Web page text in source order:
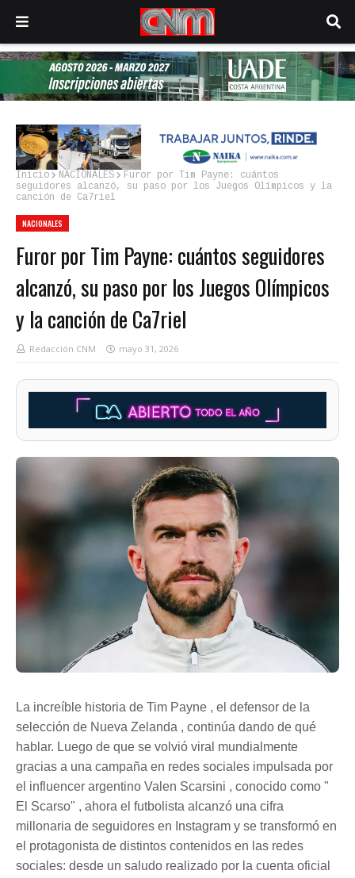
Inicio NACIONALES
Furor por Tim Payne: cuántos
seguidores alcanzó, su paso por los Juegos Olímpicos y la
canción de Ca7riel
NACIONALES
Furor por Tim Payne: cuántos seguidores
alcanzó, su paso por los Juegos Olímpicos
y la canción de Ca7riel
Redacción CNM mayo 31, 2026
La increíble historia de Tim Payne , el defensor de la
selección de Nueva Zelanda , continúa dando de qué
hablar. Luego de que se volvió viral mundialmente
gracias a una campaña en redes sociales impulsada por
el influencer argentino Valen Scarsini , conocido como "
El Scarso" , ahora el futbolista alcanzó una cifra
millonaria de seguidores en Instagram y se transformó en
el protagonista de distintos contenidos en las redes
sociales: desde un saludo realizado por la cuenta oficial